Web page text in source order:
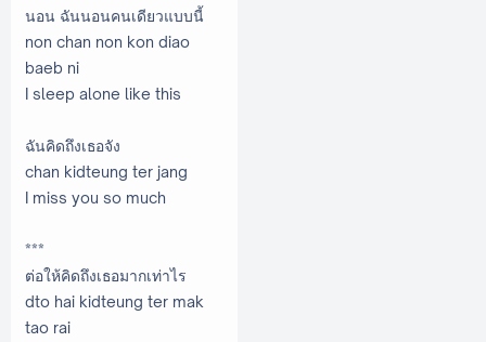
นอน ฉันนอนคนเดียวแบบนี้
non chan non kon diao
baeb ni
I sleep alone like this
ฉันคิดถึงเธอจัง
chan kidteung ter jang
I miss you so much
***
ต่อให้คิดถึงเธอมากเท่าไร
dto hai kidteung ter mak
tao rai